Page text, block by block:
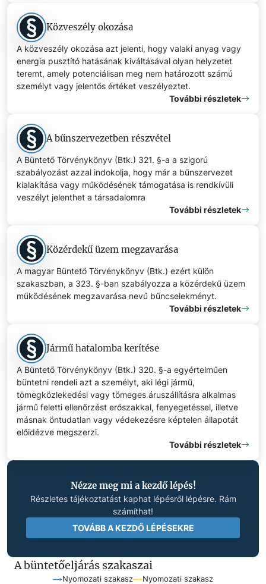
Közveszély okozása
A közveszély okozása azt jelenti, hogy valaki anyag vagy
energia pusztító hatásának kiváltásával olyan helyzetet
teremt, amely potenciálisan meg nem határozott számú
személyt vagy jelentős értéket veszélyeztet.
További részletek
A bűnszervezetben részvétel
A Büntető Törvénykönyv (Btk.) 321. §-a a szigorú
szabályozást azzal indokolja, hogy már a bűnszervezet
kialakítása vagy működésének támogatása is rendkívüli
veszélyt jelenthet a társadalomra
További részletek
Közérdekű üzem megzavarása
A magyar Büntető Törvénykönyv (Btk.) ezért külön
szakaszban, a 323. §-ban szabályozza a közérdekű üzem
működésének megzavarása nevű bűncselekményt.
További részletek
Jármű hatalomba kerítése
A Büntető Törvénykönyv (Btk.) 320. §-a egyértelműen
büntetni rendeli azt a személyt, aki légi jármű,
tömegközlekedési vagy tömeges áruszállításra alkalmas
jármű feletti ellenőrzést erőszakkal, fenyegetéssel, illetve
másnak öntudatlan vagy védekezésre képtelen állapotát
előidézve megszerzi.
További részletek
Nézze meg mi a kezdő lépés!
Részletes tájékoztatást kaphat lépésről lépésre. Rám
számíthat!
TOVÁBB A KEZDŐ LÉPÉSEKRE
A büntetőeljárás szakaszai
Nyomozati szakasz
Nyomozati szakasz